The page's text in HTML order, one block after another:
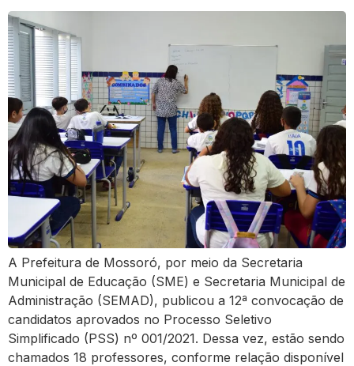
A Prefeitura de Mossoró, por meio da Secretaria
Municipal de Educação (SME) e Secretaria Municipal de
Administração (SEMAD), publicou a 12ª convocação de
candidatos aprovados no Processo Seletivo
Simplificado (PSS) nº 001/2021. Dessa vez, estão sendo
chamados 18 professores, conforme relação disponível